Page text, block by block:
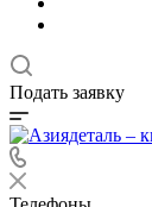
Подать заявку